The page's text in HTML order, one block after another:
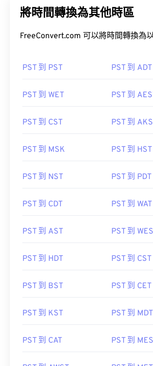
將時間轉換為其他時區
FreeConvert.com 可以將時間轉換為
PST 到 PST PST 到 ADT
PST 到 WET PST 到
PST 到 CST PST 到
PST 到 MSK PST 到 HST
PST 到 NST PST 到 PDT
PST 到 CDT PST 到 WAT
PST 到 AST PST 到
PST 到 HDT PST 到 CST
PST 到 BST PST 到 CET
PST 到 KST PST 到 MDT
PST 到 CAT PST 到